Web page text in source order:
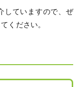
していますので、ぜ
ください。